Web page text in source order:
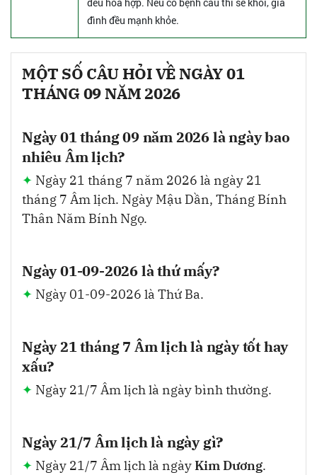
đình đều mạnh khỏe.
MỘT SỐ CÂU HỎI VỀ NGÀY 01
THÁNG 09 NĂM 2026
Ngày 01 tháng 09 năm 2026 là ngày bao
nhiêu Âm lịch?
Ngày 21 tháng 7 năm 2026 là ngày 21
tháng 7 Âm lịch. Ngày Mậu Dần, Tháng Bính
Thân Năm Bính Ngọ.
Ngày 01-09-2026 là thứ mấy?
Ngày 01-09-2026 là Thứ Ba.
Ngày 21 tháng 7 Âm lịch là ngày tốt hay
xấu?
Ngày 21/7 Âm lịch là ngày bình thường.
Ngày 21/7 Âm lịch là ngày gì?
Ngày 21/7 Âm lịch là ngàyKim Dương.